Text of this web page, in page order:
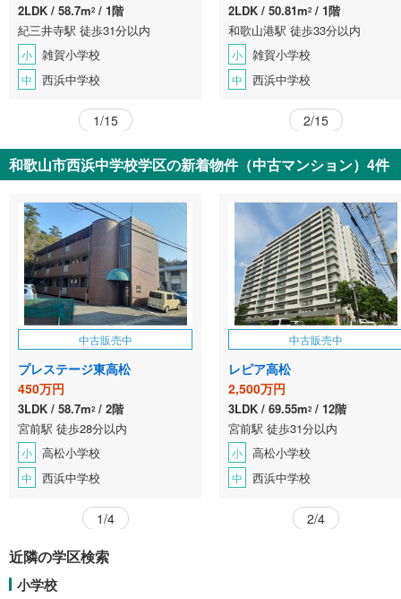
2LDK
58.7m2
1階
紀三井寺駅 徒歩31分以内
小 雑賀小学校
中 西浜中学校
1/15
2LDK
50.81m2
1階
和歌山港駅 徒歩33分以内
小 雑賀小学校
中 西浜中学校
2/15
和歌山市西浜中学校学区の新着物件（中古マンション）4件
中古販売中
プレステージ東高松
450万円
3LDK 58.7m2
2階
宮前駅 徒歩28分以内
小 高松小学校
中 西浜中学校
1/4
中古販売中
レピア高松
2,500万円
3LDK 69.55m2
12階
宮前駅 徒歩31分以内
小 高松小学校
中 西浜中学校
2/4
近隣の学区検索
小学校